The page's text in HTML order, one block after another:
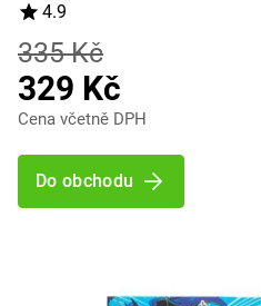
4.9
335 Kč
329 Kč
Cena včetně DPH
Do obchodu